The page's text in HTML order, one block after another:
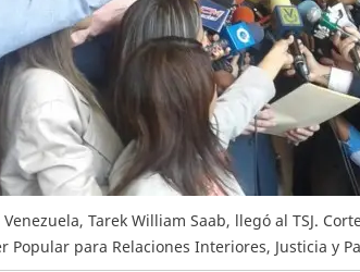
Tarek William Saab, llegó al TSJ.
Popular para Relaciones Interiores, Justicia y